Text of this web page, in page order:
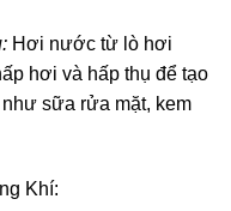
Hơi nước từ lò hơi
hơi và hấp thụ để tạo
sữa rửa mặt, kem
Khí: